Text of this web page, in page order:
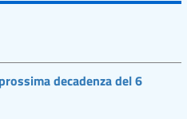
decadenza del 6